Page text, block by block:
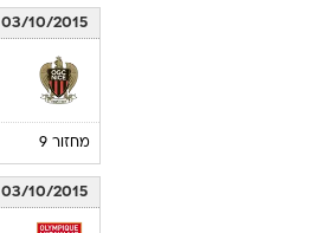
03/10/2015
מחזור 9
03/10/2015